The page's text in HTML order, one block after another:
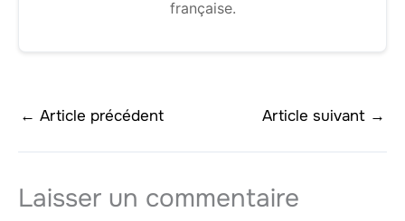
française.
← Article précédent Article suivant →
Laisser un commentaire